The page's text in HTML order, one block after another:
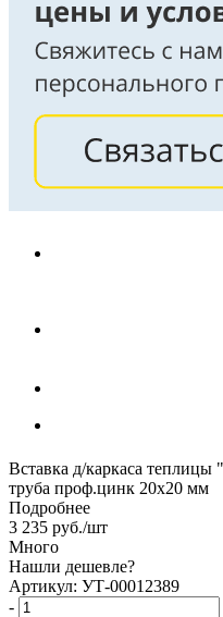
Вставка д/каркаса
труба проф.цинк 20х20 мм
Подробнее
3 235 руб./шт
Много
Нашли дешевле?
Артикул: УТ-00012389
-